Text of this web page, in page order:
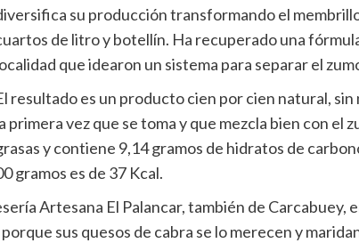
su producción transformando el
de litro y botellín. Ha recuperado una
que idearon un sistema para separar el
resultado es un producto cien por cien natural,
primera vez que se toma y que mezcla bien con el
y contiene 9,14 gramos de hidratos de
gramos es de 37 Kcal.
Artesana El Palancar, también de
sus quesos de cabra se lo merecen y